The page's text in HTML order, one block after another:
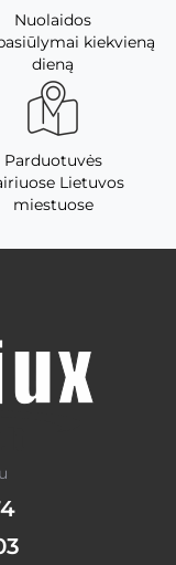
Nuolaidos
kiekvieną
dieną
Parduotuvės
Lietuvos
miestuose